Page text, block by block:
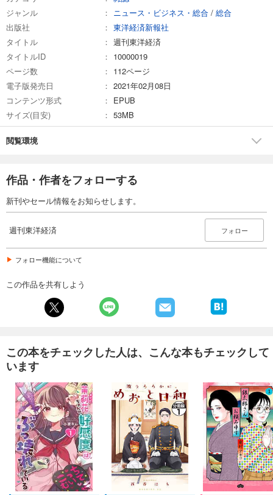
試し読み
あらすじを表示する
週刊東洋経済 2026/3/7号
あらすじを表示する
あらすじを表示する
カート
あらすじを表示する
週刊東洋経済 2026/1/31・2/7合併号
週刊東洋経済 2026/1/24号
880円 (税込)
カート
試し読み
あらすじを表示する
週刊東洋経済 2026/1/10・1/17合併号
ジャンル
ニュース・ビジネス・総合 / 総合
出版社
東洋経済新報社
タイトル
週刊東洋経済
タイトルID
10000019
ページ数
112ページ
電子版発売日
2021年02月08日
コンテンツ形式
EPUB
サイズ(目安)
53MB
閲覧環境
作品・作者をフォローする
新刊やセール情報をお知らせします。
週刊東洋経済 フォロー
フォロー機能について
この作品を共有しよう
この本をチェックした人は、こんな本もチェックして
います